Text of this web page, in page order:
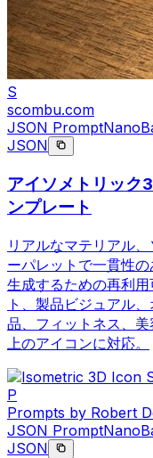
S
scombu.com
JSON Prompt
JSON
アイソメトリック
ンプレート
リアルなマテリアル
ーパレットで一貫性
生成するための再利
ト、製品ビジュアル
品、フィットネス、
上のアイコンに対応。
P
Prompts by Robert
JSON Prompt
JSON